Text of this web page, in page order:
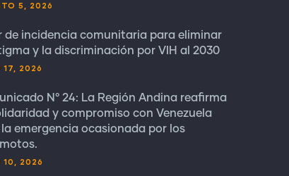
5, 2026
de incidencia comunitaria para eliminar
y la discriminación por VIH al 2030
17, 2026
N° 24: La Región Andina reafirma
y compromiso con Venezuela
emergencia ocasionada por los
10, 2026